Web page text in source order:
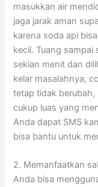
masukkan air
jaga jarak aman
karena soda api
kecil. Tuang sampai
sekian menit dan
kelar masalahnya,
tetap tidak
cukup luas yang
Anda dapat SMS
bisa bantu untuk
2. Memanfaatkan
Anda bisa